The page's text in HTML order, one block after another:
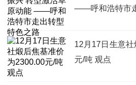
——呼和浩特市
12月17日生意
元/吨 观点